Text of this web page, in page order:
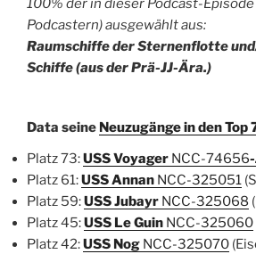
100% der in dieser Podcast-
Podcastern) ausgewählt aus:
Raumschiffe der Sternenflotte
Schiffe (aus der Prä-JJ-Ära.)
Data seine Neuzugänge in den Top
Platz 73:USS Voyager NCC-74656
Platz 61:USS Annan NCC-325051
Platz 59:USS Jubayr NCC-325068
Platz 45:USS Le Guin NCC-325060
Platz 42:USS Nog NCC-325070